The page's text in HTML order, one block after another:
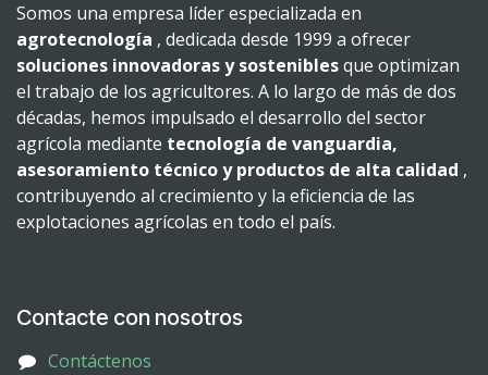
Somos una empresa líder especializada en
agrotecnología , dedicada desde 1999 a ofrecer
soluciones innovadoras y sosteniblesque optimizan
el trabajo de los agricultores. A lo largo de más de dos
décadas, hemos impulsado el desarrollo del sector
agrícola mediante tecnología de vanguardia,
asesoramiento técnico y productos de alta calidad ,
contribuyendo al crecimiento y la eficiencia de las
explotaciones agrícolas en todo el país.
Contacte con nosotros
Contáctenos